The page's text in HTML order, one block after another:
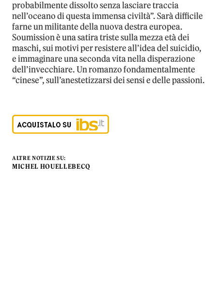
probabilmente dissolto senza lasciare traccia
nell’oceano di questa immensa civiltà”. Sarà difficile
farne un militante della nuova destra europea.
Soumission è una satira triste sulla mezza età dei
maschi, sui motivi per resistere all’idea del suicidio,
e immaginare una seconda vita nella disperazione
dell’invecchiare. Un romanzo fondamentalmente
“cinese”, sull’anestetizzarsi dei sensi e delle passioni.
ALTRE NOTIZIE SU:
MICHEL HOUELLEBECQ